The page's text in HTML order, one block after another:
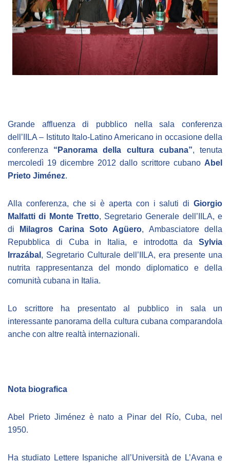
Empowerment socio- economico
Giustizia e Sicurezza
EUROsociAL
EL PAcCTO
AL-INVEST Verde
MEDIA
Foto
Video
Audio
BIBLIOTECA
Catalogo
OPPORTUNITÀ
Albo fornitori
Grande affluenza di pubblico nella sala conferenza
dell’IILA – Istituto Italo-Latino Americano in occasione della
conferenza “Panorama della cultura cubana”, tenuta
mercoledì 19 dicembre 2012 dallo scrittore cubano Abel
Prieto Jiménez.
Alla conferenza, che si è aperta con i saluti di Giorgio
Malfatti di Monte Tretto, Segretario Generale dell’IILA, e
di
Milagros Carina Soto Agüero, Ambasciatore della
Repubblica di Cuba in Italia, e introdotta da Sylvia
Irrazábal , Segretario Culturale dell’IILA, era presente una
nutrita rappresentanza del mondo diplomatico e della
comunità cubana in Italia.
Lo scrittore ha presentato al pubblico in sala un
interessante panorama della cultura cubana comparandola
anche con altre realtà internazionali.
Nota biografica
Abel Prieto Jiménez è nato a Pinar del Río, Cuba, nel
1950.
Ha studiato Lettere Ispaniche all’Università de L’Avana e